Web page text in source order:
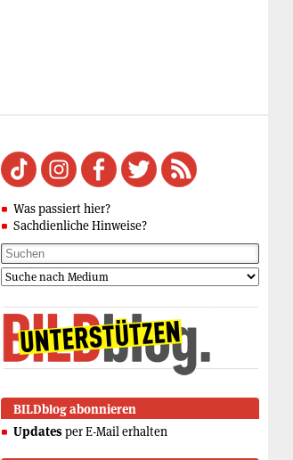
Was passiert hier?
Sachdienliche Hinweise?
BILDblog abonnieren
Updates per E-Mail erhalten